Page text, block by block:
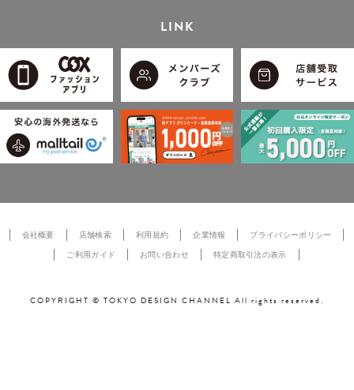
LINK
会社概要 店舗検索 利用規約 企業情報 プライバシーポリシー
ご利用ガイド お問い合わせ 特定商取引法の表示
COPYRIGHT © TOKYO DESIGN CHANNEL All rights reserved.